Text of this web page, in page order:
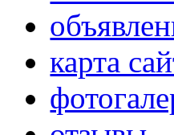
карта